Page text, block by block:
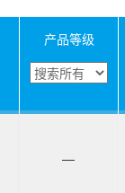
产品等级
—